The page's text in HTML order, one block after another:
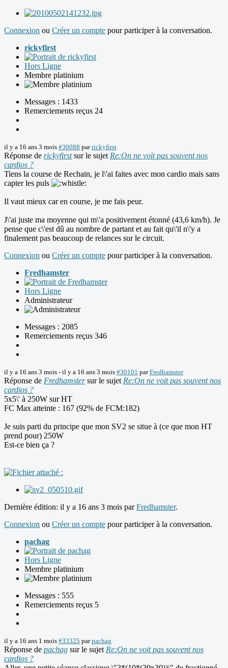
Connexion ou Créer un compte pour participer à la conversation.
rickyfirst
Hors Ligne
Membre platinium
Messages : 1433
Remerciements reçus 24
il y a 16 ans 3 mois #30088 parrickyfirst
Réponse de rickyfirstsur le sujet Re:On ne voit pas souvent nos
cardios ?
Tiens la course de Rechain, je l\'ai faites avec mon cardio mais sans
capter les puls
Il vaut mieux car en course, je me fais peur.
J\'ai juste ma moyenne qui m\'a positivement étonné (43,6 km/h). Je
pense que c\'est dû au nombre de partant et au fait qu\'il n\'y a
finalement pas beaucoup de relances sur le circuit.
Connexion ou Créer un compte pour participer à la conversation.
Fredhamster
Hors Ligne
Administrateur
Messages : 2085
Remerciements reçus 346
il y a 16 ans 3 mois - il y a 16 ans 3 mois #30101 parFredhamster
Réponse de Fredhamstersur le sujet Re:On ne voit pas souvent nos
cardios ?
5x5\' à 250W sur HT
FC Max atteinte : 167 (92% de FCM:182)
Je suis parti du principe que mon SV2 se situe à (ce que mon HT
prend pour) 250W
Est-ce bien ça ?
Dernière édition: il y a 16 ans 3 mois parFredhamster.
Connexion ou Créer un compte pour participer à la conversation.
pachag
Hors Ligne
Membre platinium
Messages : 555
Remerciements reçus 5
il y a 16 ans 1 mois #33325 parpachag
Réponse de pachag sur le sujet Re:On ne voit pas souvent nos
cardios ?